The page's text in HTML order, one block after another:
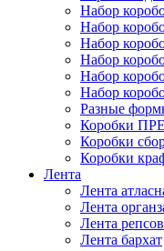
Набор
Набор
Набор
Набор
Набор
Набор
Разные
Коробки
Коробки
Коробки
Лента
Лента
Лента
Лента
Лента бархат